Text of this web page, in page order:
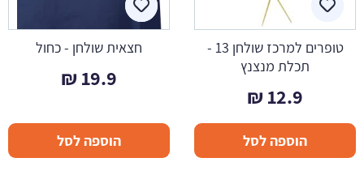
טופרים למרכז שולחן 13 -
תכלת מנצנץ
12.9
₪
הוספה לסל
חצאית שולחן - כחול
19.9
₪
הוספה לסל